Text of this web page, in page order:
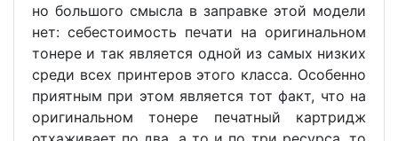
но большого смысла в заправке этой модели
нет: себестоимость печати на оригинальном
тонере и так является одной из самых низких
среди всех принтеров этого класса. Особенно
приятным при этом является тот факт, что на
оригинальном тонере печатный картридж